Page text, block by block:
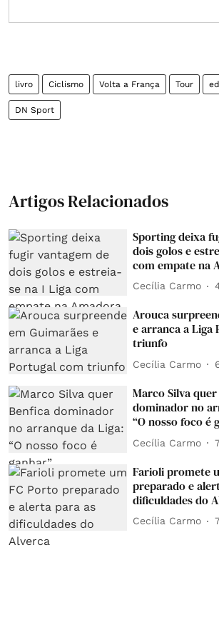
livro Ciclismo Volta a França Tour
DN Sport
Artigos Relacionados
Sporting deixa
dois golos e
com empate na
Cecília Carmo
Arouca
e arranca a Liga
triunfo
Cecília Carmo
Marco Silva
dominador no
“O nosso foco é
Cecília Carmo
Farioli promete
preparado e
dificuldades do
Cecília Carmo